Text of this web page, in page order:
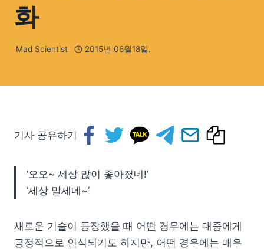
화
Mad Scientist 2015년 06월18일.
기사 공유하기
‘오오~ 세상 많이 좋아졌네!’
‘세상 말세네~’
새로운 기술이 등장했을 때 어떤 경우에는 대중에게
긍정적으로 인식되기도 하지만, 어떤 경우에는 매우